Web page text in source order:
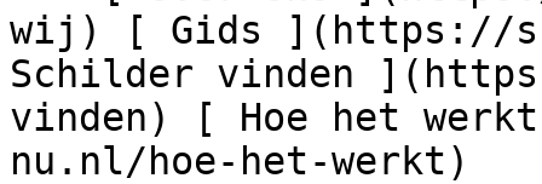
wij) [ Gids ](https://
Schilder vinden
vinden) [ Hoe het
nu.nl/hoe-het-werkt)